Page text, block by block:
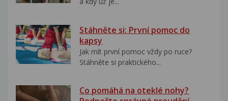
Stáhněte si: První pomoc do
kapsy
Jak mít první pomoc vždy po ruce?
Stáhněte si praktického...
Co pomáhá na oteklé nohy?